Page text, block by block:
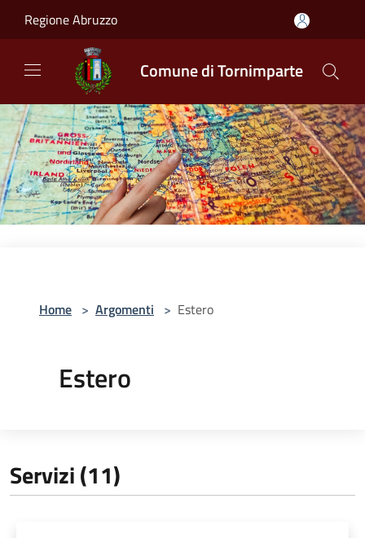
Regione Abruzzo
Comune di Tornimparte
Home > Argomenti > Estero
Estero
Servizi (11)